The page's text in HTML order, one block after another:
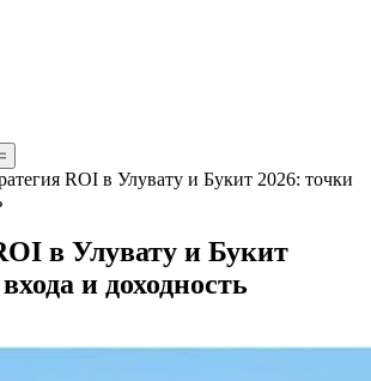
ROI в Улувату и Букит 2026: точки
в Улувату и Букит
и доходность